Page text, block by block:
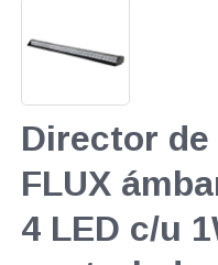
Director
FLUX
4 LED c/u